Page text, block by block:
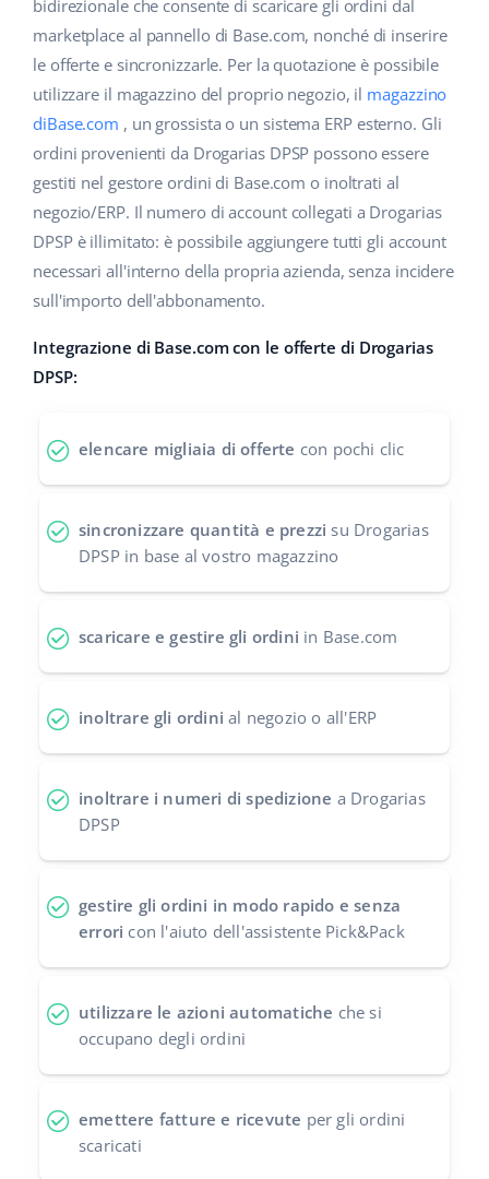
Gestione Spedizioni
Workflow Automation
Base Connect
AI per l'e-commerce
Prodotti per bambini
Elettronica
Automotive
Food&Grocery
Salute e bellezza
Moda
Centro Assistenza
Academy
Blog
Servizi
Audit dell'account
Altro
Calcolatore dei vantaggi
english (GB)
english (IN)
čeština
deutsch
Ελληνικά
español (MX)
polski
中文
bidirezionale che consente di scaricare gli ordini dal
marketplace al pannello di Base.com, nonché di inserire
le offerte e sincronizzarle. Per la quotazione è possibile
utilizzare il magazzino del proprio negozio, il magazzino
diBase.com , un grossista o un sistema ERP esterno. Gli
ordini provenienti da Drogarias DPSP possono essere
gestiti nel gestore ordini di Base.com o inoltrati al
negozio/ERP. Il numero di account collegati a Drogarias
DPSP è illimitato: è possibile aggiungere tutti gli account
necessari all'interno della propria azienda, senza incidere
sull'importo dell'abbonamento.
Integrazione di Base.com con le offerte di Drogarias
DPSP:
elencare migliaia di offerte con pochi clic
sincronizzare quantità e prezzi su Drogarias
DPSP in base al vostro magazzino
scaricare e gestire gli ordini in Base.com
inoltrare gli ordini al negozio o all'ERP
inoltrare i numeri di spedizione a Drogarias
DPSP
gestire gli ordini in modo rapido e senza
errori con l'aiuto dell'assistente Pick&Pack
utilizzare le azioni automatiche che si
occupano degli ordini
emettere fatture e ricevute per gli ordini
scaricati